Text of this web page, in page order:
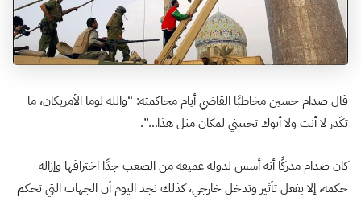
قال صدام حسين مخاطبًا القاضي أيام محاكمته: “والله لوما الأمريكان، ما
تكَدر لا أنت ولا أبوك تجيبني لمكان مثل هذا…”.
كان صدام مدركًا أنه أسس لدولة عميقة من الصعب جدًا اختراقها وإزالة
حكمه، إلا بفعل تأثير وتدخل خارجي، كذلك نجد اليوم أن الجهات التي تحكم